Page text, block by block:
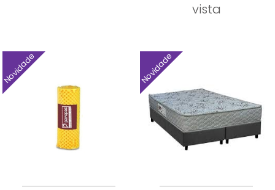
vista
Novidade Novidade